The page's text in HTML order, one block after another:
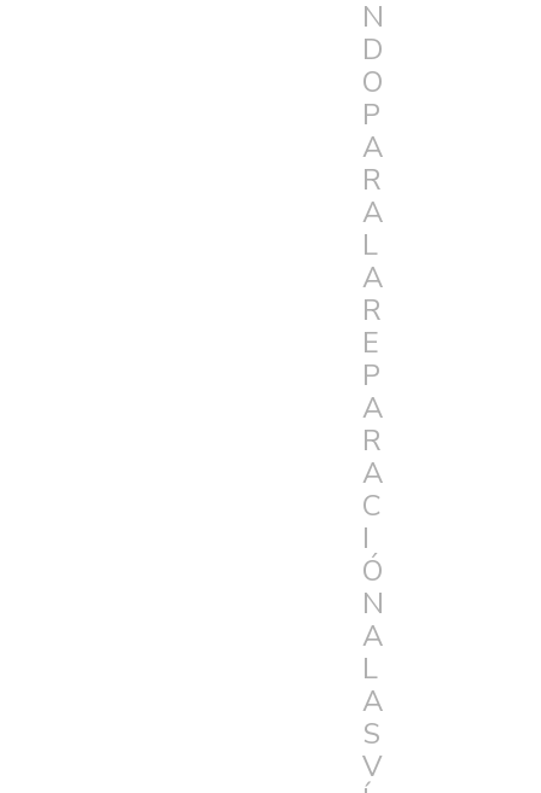
N
D
O
P
A
R
A
L
A
R
E
P
A
R
A
C
I
Ó
N
A
L
A
S
V